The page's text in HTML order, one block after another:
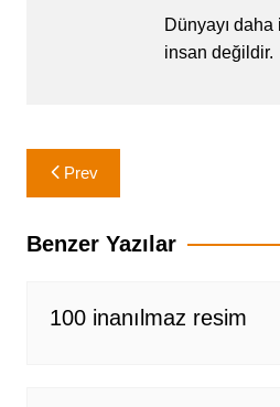
Dünyayı
insan değildir.
Yazı
gezinmesi
Prev
Benzer Yazılar
100 inanılmaz resim